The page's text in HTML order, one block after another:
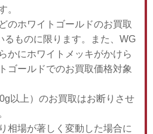
。
のホワイトゴールドのお買取
るものに限ります。また、WG
かにホワイトメッキがかけら
ゴールドでのお買取価格対象
以上）のお買取はお断りさせ
相場が著しく変動した場合に